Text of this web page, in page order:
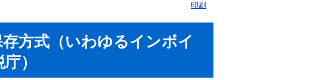
印刷
方式（いわゆるインボイ
）